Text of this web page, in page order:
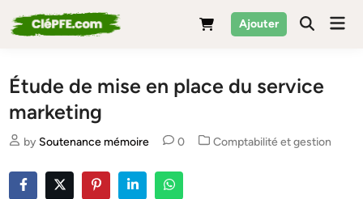
to
Ajouter
Étude de mise en place du service
marketing
by Soutenance mémoire 0
Posted
Comptabilité et gestion